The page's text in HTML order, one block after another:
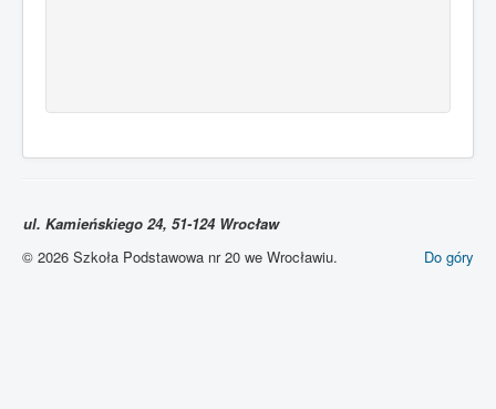
ul. Kamieńskiego 24, 51-124 Wrocław
Do góry
© 2026 Szkoła Podstawowa nr 20 we Wrocławiu.